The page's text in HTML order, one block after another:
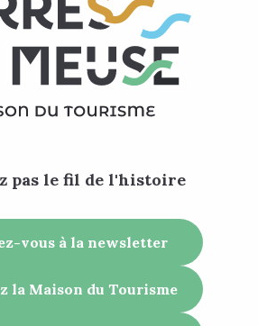
pas le fil de l'histoire
vous à la newsletter
la Maison du Tourisme